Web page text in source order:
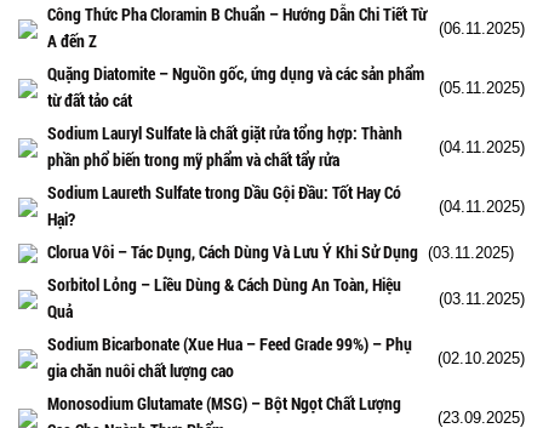
Công Thức Pha Cloramin B Chuẩn – Hướng Dẫn Chi Tiết Từ
A đến Z
(06.11.2025)
Quặng Diatomite – Nguồn gốc, ứng dụng và các sản phẩm
từ đất tảo cát
(05.11.2025)
Sodium Lauryl Sulfate là chất giặt rửa tổng hợp: Thành
phần phổ biến trong mỹ phẩm và chất tẩy rửa
(04.11.2025)
Sodium Laureth Sulfate trong Dầu Gội Đầu: Tốt Hay Có
Hại?
(04.11.2025)
Clorua Vôi – Tác Dụng, Cách Dùng Và Lưu Ý Khi Sử Dụng (03.11.2025)
Sorbitol Lỏng – Liều Dùng & Cách Dùng An Toàn, Hiệu
Quả
(03.11.2025)
Sodium Bicarbonate (Xue Hua – Feed Grade 99%) – Phụ
gia chăn nuôi chất lượng cao
(02.10.2025)
Monosodium Glutamate (MSG) – Bột Ngọt Chất Lượng
(23.09.2025)